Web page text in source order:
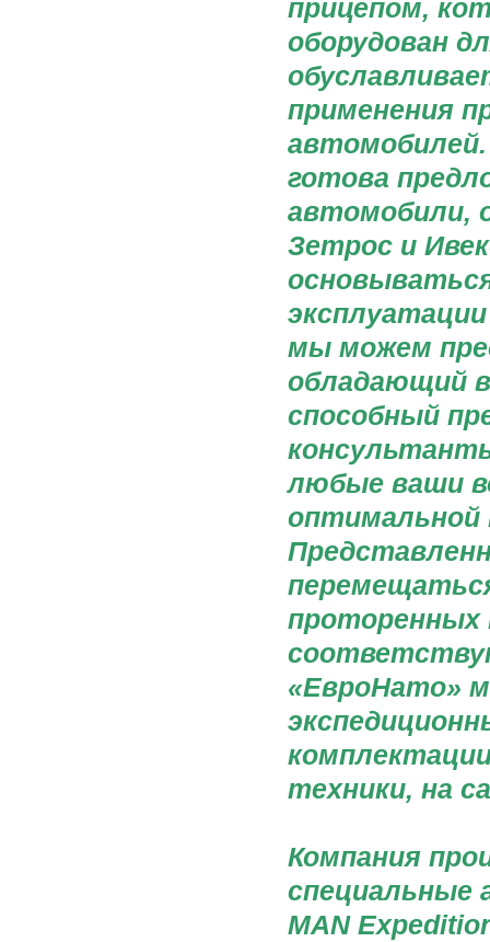
прицепом,
оборудован
применения
готова
автомобили,
Зетрос и
мы можем
обладающий
способный
любые ваши
оптимальной
проторенных
«ЕвроНато»
техники, на
Компания
специальные
MAN